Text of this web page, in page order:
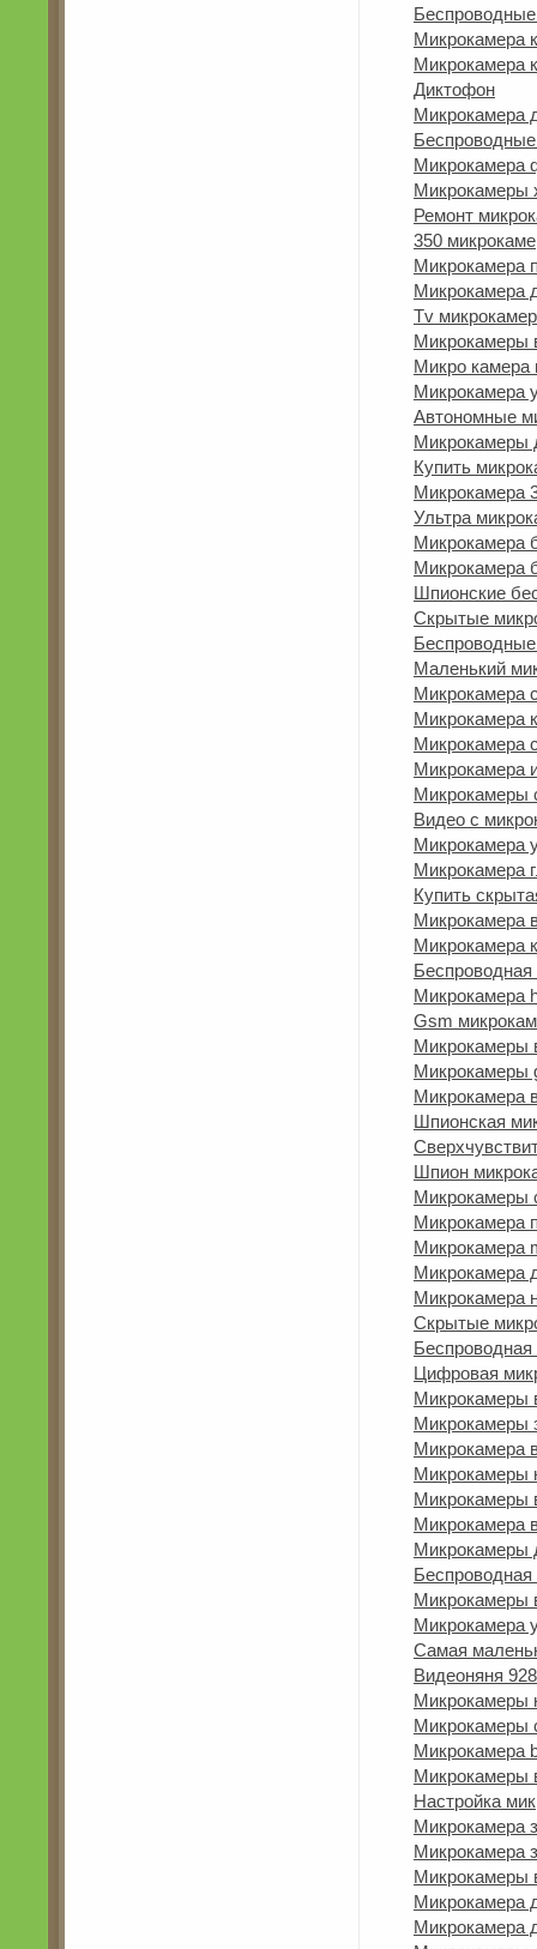
Микрокамера
Микрокамера
Диктофон
Микрокамера
Микрокамера
Микрокамеры
Ремонт
350
Микрокамера
Микрокамера
Tv
Микрокамеры
Микро камера
Микрокамера
Автономные
Микрокамеры
Купить
Микрокамера
Ультра
Микрокамера
Микрокамера
Шпионские
Скрытые
Маленький
Микрокамера
Микрокамера
Микрокамера
Микрокамера
Микрокамеры
Видео с
Микрокамера
Микрокамера
Купить
Микрокамера
Микрокамера
Микрокамера
Gsm
Микрокамеры
Микрокамеры
Микрокамера
Шпионская
Шпион
Микрокамеры
Микрокамера
Микрокамера
Микрокамера
Микрокамера
Скрытые
Цифровая
Микрокамеры
Микрокамеры
Микрокамера
Микрокамеры
Микрокамеры
Микрокамера
Микрокамеры
Микрокамеры
Микрокамера
Самая
Видеоняня
Микрокамеры
Микрокамеры
Микрокамера
Микрокамеры
Настройка
Микрокамера
Микрокамера
Микрокамеры
Микрокамера
Микрокамера